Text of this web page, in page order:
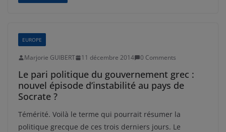
EUROPE
Marjorie GUIBERT 11 décembre 2014 0 Comments
Le pari politique du gouvernement grec :
nouvel épisode d’instabilité au pays de
Socrate ?
Témérité. Voilà le terme qui pourrait résumer la
politique grecque de ces trois derniers jours. Le